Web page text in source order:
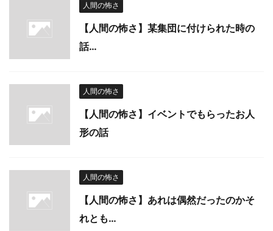
人間の怖さ
【人間の怖さ】某集団に付けられた時の
話…
人間の怖さ
【人間の怖さ】イベントでもらったお人
形の話
人間の怖さ
【人間の怖さ】あれは偶然だったのかそ
れとも…